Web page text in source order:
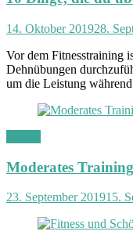
14. Oktober 201928.
Vor dem Fitnesstraining
Dehnübungen
um die Leistung
Moderates
23. September 201915.